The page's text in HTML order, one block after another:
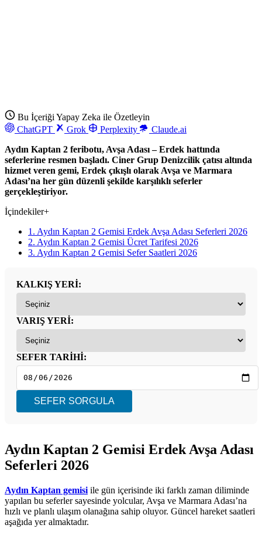
Bu İçeriği Yapay Zeka ile Özetleyin
ChatGPT
Grok Perplexity
Claude.ai
Aydın Kaptan 2 feribotu, Avşa Adası – Erdek hattında
seferlerine resmen başladı. Ciner Grup Denizcilik çatısı altında
hizmet veren gemi, Erdek çıkışlı olarak Avşa ve Marmara
Adası’na her gün düzenli şekilde karşılıklı seferler
gerçekleştiriyor.
İçindekiler+
1. Aydın Kaptan 2 Gemisi Erdek Avşa Adası Seferleri 2026
2. Aydın Kaptan 2 Gemisi Ücret Tarifesi 2026
3. Aydın Kaptan 2 Gemisi Sefer Saatleri 2026
KALKIŞ YERİ:
VARIŞ YERİ:
SEFER TARİHİ:
SEFER SORGULA
Aydın Kaptan 2 Gemisi Erdek Avşa Adası
Seferleri 2026
Aydın Kaptan gemisi ile gün içerisinde iki farklı zaman diliminde
yapılan bu seferler sayesinde yolcular, Avşa ve Marmara Adası’na
hızlı ve planlı ulaşım olanağına sahip oluyor. Güncel hareket saatleri
aşağıda yer almaktadır.